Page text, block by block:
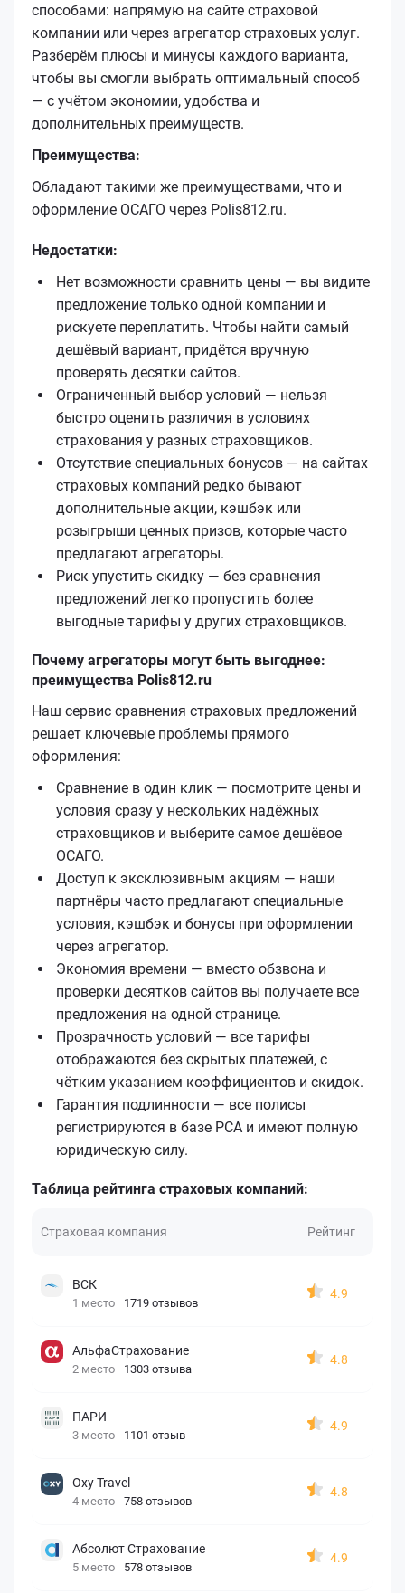
способами: напрямую на сайте страховой
компании или через агрегатор страховых услуг.
Разберём плюсы и минусы каждого варианта,
чтобы вы смогли выбрать оптимальный способ
— с учётом экономии, удобства и
дополнительных преимуществ.
Преимущества:
Обладают такими же преимуществами, что и
оформление ОСАГО через Polis812.ru.
Недостатки:
Нет возможности сравнить цены — вы видите
предложение только одной компании и
рискуете переплатить. Чтобы найти самый
дешёвый вариант, придётся вручную
проверять десятки сайтов.
Ограниченный выбор условий — нельзя
быстро оценить различия в условиях
страхования у разных страховщиков.
Отсутствие специальных бонусов — на сайтах
страховых компаний редко бывают
дополнительные акции, кэшбэк или
розыгрыши ценных призов, которые часто
предлагают агрегаторы.
Риск упустить скидку — без сравнения
предложений легко пропустить более
выгодные тарифы у других страховщиков.
Почему агрегаторы могут быть выгоднее:
преимущества Polis812.ru
Наш сервис сравнения страховых предложений
решает ключевые проблемы прямого
оформления:
Сравнение в один клик — посмотрите цены и
условия сразу у нескольких надёжных
страховщиков и выберите самое дешёвое
ОСАГО.
Доступ к эксклюзивным акциям — наши
партнёры часто предлагают специальные
условия, кэшбэк и бонусы при оформлении
через агрегатор.
Экономия времени — вместо обзвона и
проверки десятков сайтов вы получаете все
предложения на одной странице.
Прозрачность условий — все тарифы
отображаются без скрытых платежей, с
чётким указанием коэффициентов и скидок.
Гарантия подлинности — все полисы
регистрируются в базе РСА и имеют полную
юридическую силу.
Таблица рейтинга страховых компаний:
Страховая компания Рейтинг
ВСК
1 место 1719 отзывов
4.9
АльфаСтрахование
2 место 1303 отзыва
4.8
ПАРИ
3 место 1101 отзыв
4.9
Oxy Travel
4 место 758 отзывов
4.8
Абсолют Страхование
5 место 578 отзывов
4.9